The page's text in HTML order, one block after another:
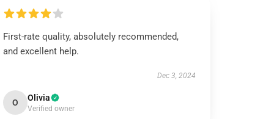
First-rate quality, absolutely recommended,
and excellent help.
Dec 3, 2024
O Olivia
Verified owner